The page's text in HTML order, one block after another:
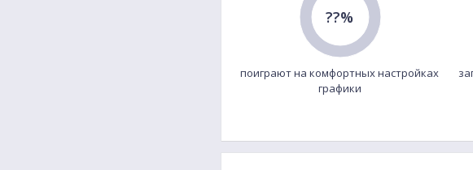
??%
поиграют на комфортных настройках
графики